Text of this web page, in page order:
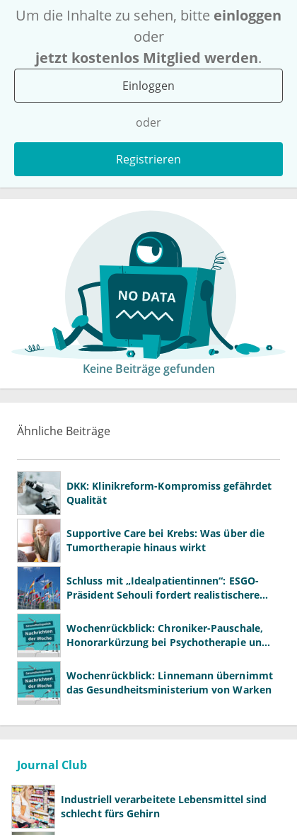
Um die Inhalte zu sehen, bitte einloggen
oder
jetzt kostenlos Mitglied werden.
Einloggen
oder
Registrieren
Keine Beiträge gefunden
Ähnliche Beiträge
DKK: Klinikreform-Kompromiss gefährdet
Qualität
Supportive Care bei Krebs: Was über die
Tumortherapie hinaus wirkt
Schluss mit „Idealpatientinnen“: ESGO-
Präsident Sehouli fordert realistischere
Wochenrückblick: Chroniker-Pauschale,
Honorarkürzung bei Psychotherapie und
Wochenrückblick: Linnemann übernimmt
das Gesundheitsministerium von Warken
Journal Club
Industriell verarbeitete Lebensmittel sind
schlecht fürs Gehirn